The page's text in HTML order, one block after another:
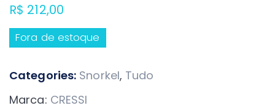
R$ 212,00
Fora de estoque
Categories: Snorkel, Tudo
Marca: CRESSI